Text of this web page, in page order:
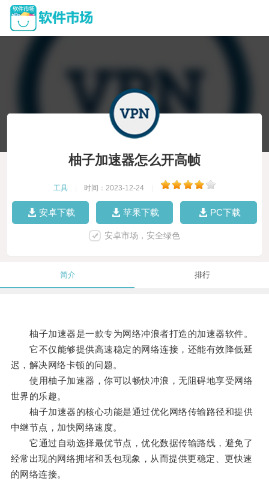
柚子加速器怎么开高帧
工具 时间：2023-12-24
安卓下载 苹果下载 PC下载
安卓市场，安全绿色
简介 排行
柚子加速器是一款专为网络冲浪者打造的加速器软件。
它不仅能够提供高速稳定的网络连接，还能有效降低延
迟，解决网络卡顿的问题。
使用柚子加速器，你可以畅快冲浪，无阻碍地享受网络
世界的乐趣。
柚子加速器的核心功能是通过优化网络传输路径和提供
中继节点，加快网络速度。
它通过自动选择最优节点，优化数据传输路线，避免了
经常出现的网络拥堵和丢包现象，从而提供更稳定、更快速
的网络连接。